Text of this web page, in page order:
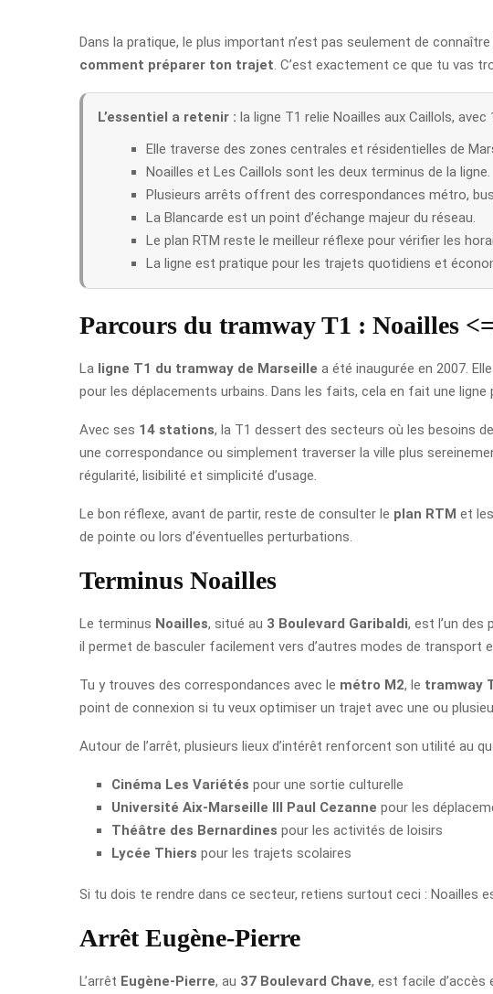
Dans la pratique, le plus important n’est pas seulement de
comment préparer ton trajet . C’est exactement ce que tu vas
L’essentiel a retenir : la ligne T1 relie Noailles aux Caillols,
Elle traverse des zones centrales et résidentielles de
Noailles et Les Caillols sont les deux terminus de la ligne.
Plusieurs arrêts offrent des correspondances métro,
La Blancarde est un point d’échange majeur du réseau.
Le plan RTM reste le meilleur réflexe pour vérifier les
La ligne est pratique pour les trajets quotidiens et
Parcours du tramway T1 : Noailles
La ligne T1 du tramway de Marseille a été inaugurée en 2007.
pour les déplacements urbains. Dans les faits, cela en fait une
Avec ses 14 stations, la T1 dessert des secteurs où les besoins
une correspondance ou simplement traverser la ville plus
régularité, lisibilité et simplicité d’usage.
Le bon réflexe, avant de partir, reste de consulter le plan RTM et
de pointe ou lors d’éventuelles perturbations.
Terminus Noailles
Le terminus Noailles, situé au 3 Boulevard Garibaldi, est l’un des
il permet de basculer facilement vers d’autres modes de transport
Tu y trouves des correspondances avec le métro M2, le tramway
point de connexion si tu veux optimiser un trajet avec une ou
Autour de l’arrêt, plusieurs lieux d’intérêt renforcent son utilité au
Cinéma Les Variétés pour une sortie culturelle
Université Aix-Marseille III Paul Cezanne pour les
Théâtre des Bernardines pour les activités de loisirs
Lycée Thiers pour les trajets scolaires
Si tu dois te rendre dans ce secteur, retiens surtout ceci : Noailles
Arrêt Eugène-Pierre
L’arrêt Eugène-Pierre, au 37 Boulevard Chave, est facile d’accès